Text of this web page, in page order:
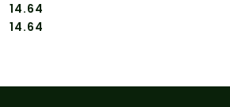
Cena:
14.64
Cena:
14.64